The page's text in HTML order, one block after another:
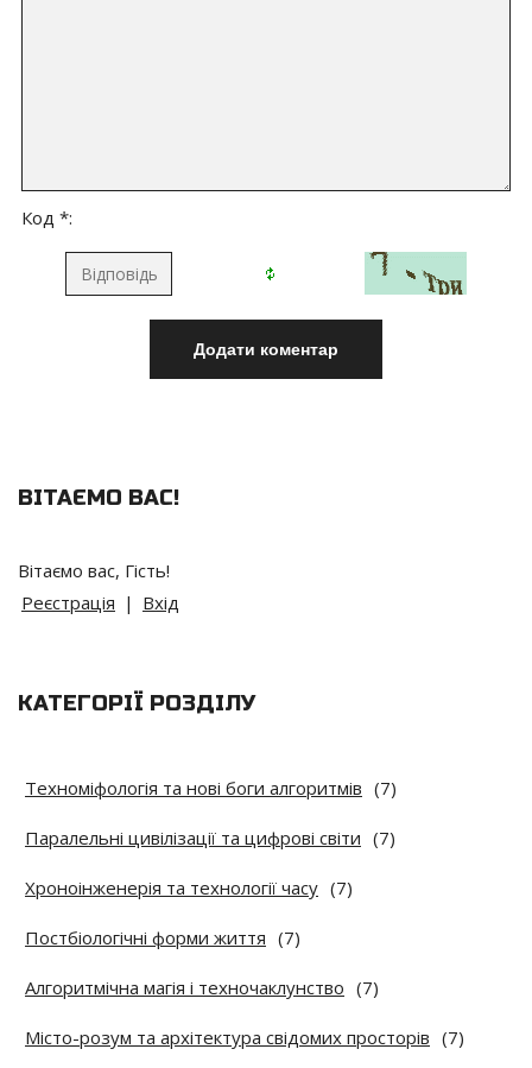
Код *:
ВІТАЄМО ВАС!
Вітаємо вас, Гість!
Реєстрація | Вхід
КАТЕГОРІЇ РОЗДІЛУ
Техноміфологія та нові боги алгоритмів (7)
Паралельні цивілізації та цифрові світи (7)
Хроноінженерія та технології часу (7)
Постбіологічні форми життя (7)
Алгоритмічна магія і техночаклунство (7)
Місто-розум та архітектура свідомих просторів (7)